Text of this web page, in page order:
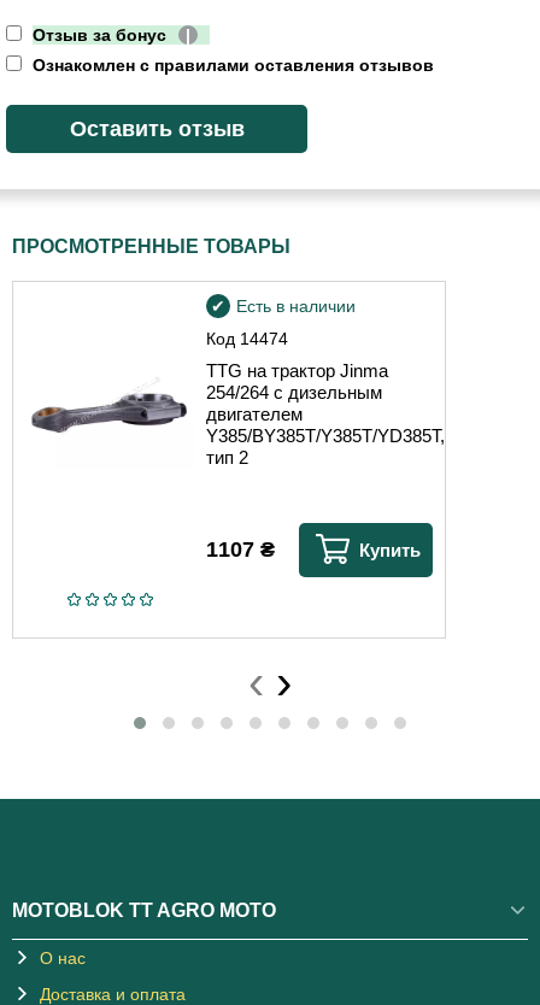
Отзыв за бонус
|
Ознакомлен с правилами оставления отзывов
ПРОСМОТРЕННЫЕ ТОВАРЫ
Код 14474
Есть в наличии
TTG на трактор Jinma
254/264 с дизельным
двигателем
Y385/BY385T/Y385T/YD385T,
тип 2
1107 ₴ Купить
‹ ›
MOTOBLOK TT AGRO MOTO
О нас
Доставка и оплата